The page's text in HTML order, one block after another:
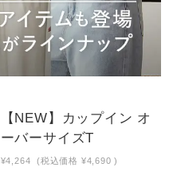
【NEW】カップイン オ
ーバーサイズT
¥4,264 (税込価格 ¥4,690 )